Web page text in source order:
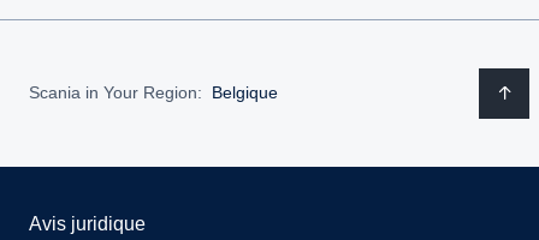
Scania in Your Region: Belgique
Avis juridique